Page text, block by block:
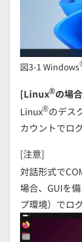
図3-1 Windows
[Linux®の場
Linux®のデス
カウントでロ
[注意]
対話形式で
場合、GUIを
プ環境）でロ